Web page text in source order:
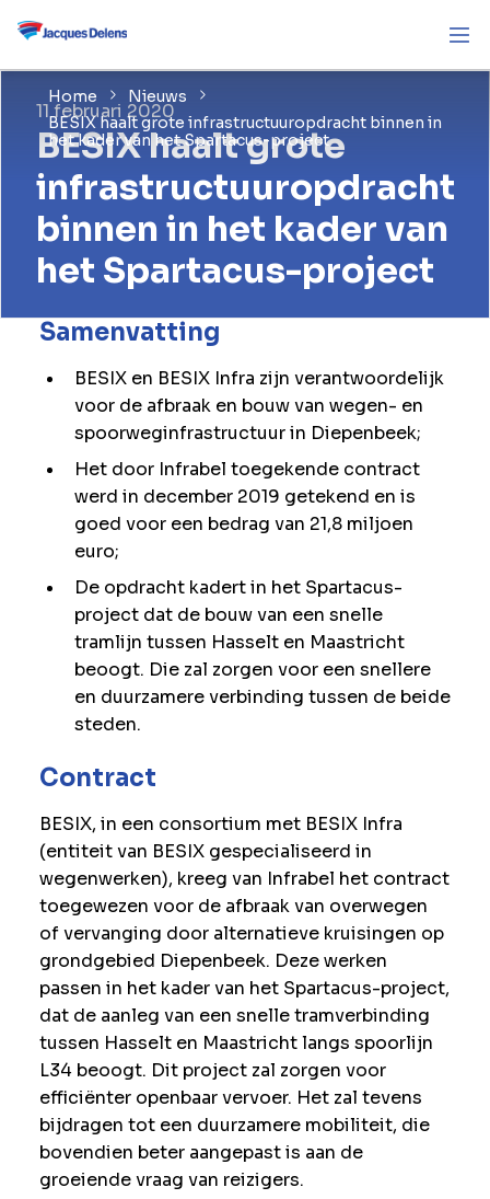
Home
Nieuws
BESIX haalt grote infrastructuuropdracht binnen in
het kader van het Spartacus-project
11 februari 2020
BESIX haalt grote
infrastructuuropdracht
binnen in het kader van
het Spartacus-project
Samenvatting
BESIX en BESIX Infra zijn verantwoordelijk
voor de afbraak en bouw van wegen- en
spoorweginfrastructuur in Diepenbeek;
Het door Infrabel toegekende contract
werd in december 2019 getekend en is
goed voor een bedrag van 21,8 miljoen
euro;
De opdracht kadert in het Spartacus-
project dat de bouw van een snelle
tramlijn tussen Hasselt en Maastricht
beoogt. Die zal zorgen voor een snellere
en duurzamere verbinding tussen de beide
steden.
Contract
BESIX, in een consortium met BESIX Infra
(entiteit van BESIX gespecialiseerd in
wegenwerken), kreeg van Infrabel het contract
toegewezen voor de afbraak van overwegen
of vervanging door alternatieve kruisingen op
grondgebied Diepenbeek. Deze werken
passen in het kader van het Spartacus-project,
dat de aanleg van een snelle tramverbinding
tussen Hasselt en Maastricht langs spoorlijn
L34 beoogt. Dit project zal zorgen voor
efficiënter openbaar vervoer. Het zal tevens
bijdragen tot een duurzamere mobiliteit, die
bovendien beter aangepast is aan de
groeiende vraag van reizigers.